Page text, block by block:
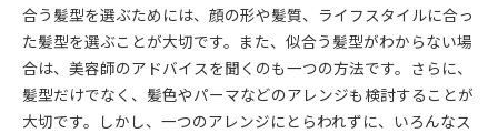
合う髪型を選ぶためには、顔の形や髪質、ライフスタイルに合っ
た髪型を選ぶことが大切です。また、似合う髪型がわからない場
合は、美容師のアドバイスを聞くのも一つの方法です。さらに、
髪型だけでなく、髪色やパーマなどのアレンジも検討することが
大切です。しかし、一つのアレンジにとらわれずに、いろんなス